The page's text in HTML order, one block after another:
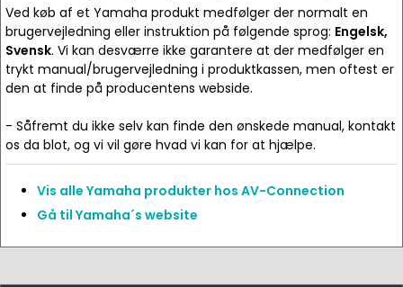
Ved køb af et Yamaha produkt medfølger der normalt en
brugervejledning eller instruktion på følgende sprog: Engelsk,
Svensk. Vi kan desværre ikke garantere at der medfølger en
trykt manual/brugervejledning i produktkassen, men oftest er
den at finde på producentens webside.
- Såfremt du ikke selv kan finde den ønskede manual, kontakt
os da blot, og vi vil gøre hvad vi kan for at hjælpe.
Vis alle Yamaha produkter hos AV-Connection
Gå til Yamaha´s website